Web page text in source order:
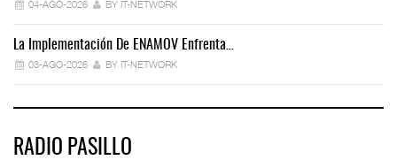
04-AGO-2026 BY IT-NETWORK
La Implementación De ENAMOV Enfrenta…
03-AGO-2026 BY IT-NETWORK
RADIO PASILLO